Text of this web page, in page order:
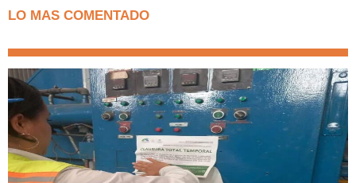
LO MAS COMENTADO